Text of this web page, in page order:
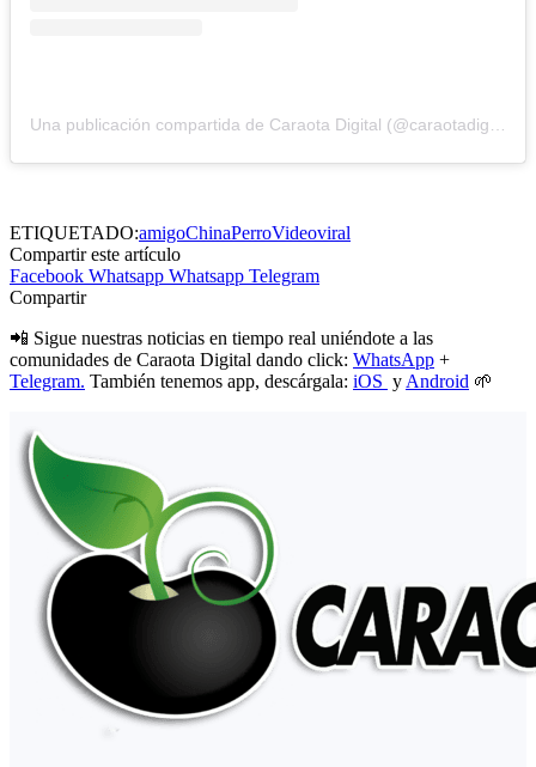
ETIQUETADO:amigoChinaPerroVideoviral
Compartir este artículo
Facebook Whatsapp Whatsapp Telegram
Compartir
📲 Sigue nuestras noticias en tiempo real uniéndote a las
comunidades de Caraota Digital dando click: WhatsApp +
Telegram. También tenemos app, descárgala: iOS y Android 🌱